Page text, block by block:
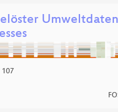
107